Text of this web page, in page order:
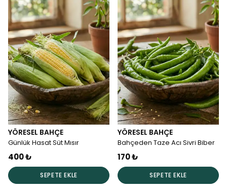
YÖRESEL BAHÇE
Günlük Hasat Süt Mısır
400 ₺
SEPETE EKLE
YÖRESEL BAHÇE
Bahçeden Taze Acı Sivri Biber
170 ₺
SEPETE EKLE